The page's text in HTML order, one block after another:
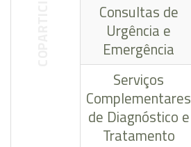
Consultas de
Urgência e
Emergência
Serviços
Complementares
de Diagnóstico e
Tratamento